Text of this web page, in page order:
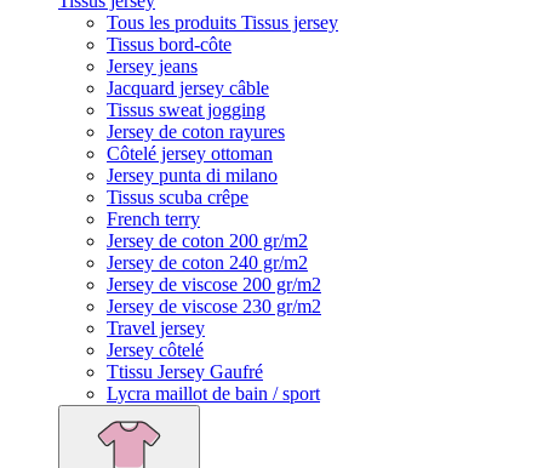
Tous les produits Tissus jersey
Tissus bord-côte
Jersey jeans
Jacquard jersey câble
Tissus sweat jogging
Jersey de coton rayures
Côtelé jersey ottoman
Jersey punta di milano
Tissus scuba crêpe
French terry
Jersey de coton 200 gr/m2
Jersey de coton 240 gr/m2
Jersey de viscose 200 gr/m2
Jersey de viscose 230 gr/m2
Travel jersey
Jersey côtelé
Ttissu Jersey Gaufré
Lycra maillot de bain / sport